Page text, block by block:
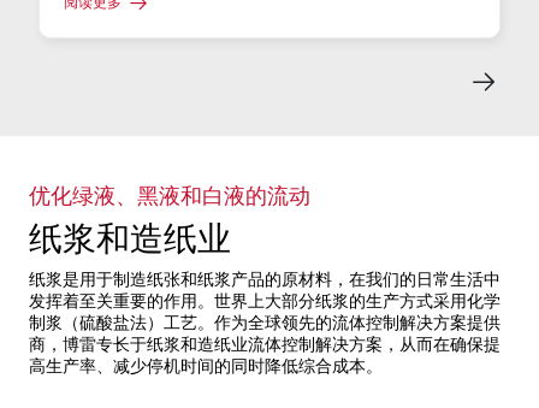
优化绿液、黑液和白液的流动
纸浆和造纸业
纸浆是用于制造纸张和纸浆产品的原材料，在我们的日常生活中
发挥着至关重要的作用。世界上大部分纸浆的生产方式采用化学
制浆（硫酸盐法）工艺。作为全球领先的流体控制解决方案提供
商，博雷专长于纸浆和造纸业流体控制解决方案，从而在确保提
高生产率、减少停机时间的同时降低综合成本。